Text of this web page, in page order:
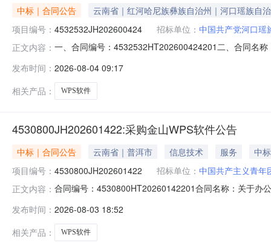
中标｜合同公告
云南省｜红河哈尼族彝族自治州｜河口瑶族自
项目编号： 4532532JH202600424 招标单位： 中国共产党河口瑶
正文内容： 一、合同编号：4532532HT202600424201二、合同名
昆明市五华区人民中路都市名园c座四楼联系方式：
发布时间： 2026-08-04 09:17
相关产品：
WPS软件
4530800JH202601422:采购金山WPS软件公告
中标｜合同公告 云南省｜普洱市 信息技术 服务
中
项目编号： 4530800JH202601422 招标单位： 中国共产主义青年
正文内容： 合同编号：4530800HT20260142201合同名称：关于办
理机构：进口产品审核前公示：采购公告（或单一来源
发布时间： 2026-08-03 18:52
相关产品：
WPS软件